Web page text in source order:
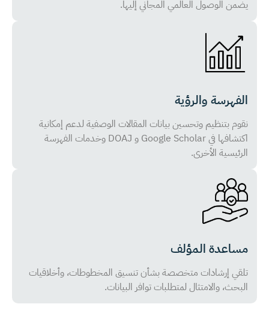
يضمن الوصول العالمي المجاني إليها.
الفهرسة والرؤية
نقوم بتنظيم وتحسين بيانات المقالات الوصفية لدعم إمكانية
اكتشافها في Google Scholar و DOAJ وخدمات الفهرسة
الرئيسية الأخرى.
مساعدة المؤلف
تلقي إرشادات متخصصة بشأن تنسيق المخطوطات، وأخلاقيات
البحث، والامتثال لمتطلبات توافر البيانات.